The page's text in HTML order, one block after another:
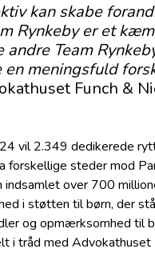
kan skabe
Rynkeby er et
Team
meningsfuld
Funch &
vil 2.349 dedikerede
forskellige steder mod
indsamlet over 700
i støtten til børn, der
og opmærksomhed til
i tråd med